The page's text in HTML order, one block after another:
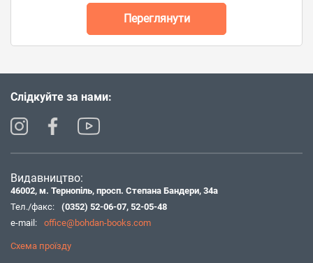
Переглянути
Слідкуйте за нами:
Видавництво:
46002, м. Тернопіль, просп. Степана Бандери, 34а
Тел./факс:
(0352) 52-06-07, 52-05-48
e-mail:
office@bohdan-books.com
Схема проїзду